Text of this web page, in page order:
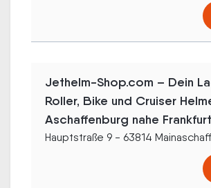
Jethelm-Shop.com – Dein
Roller, Bike und Cruiser
Aschaffenburg nahe Frankfurt
Hauptstraße 9 - 63814 Mainaschaff